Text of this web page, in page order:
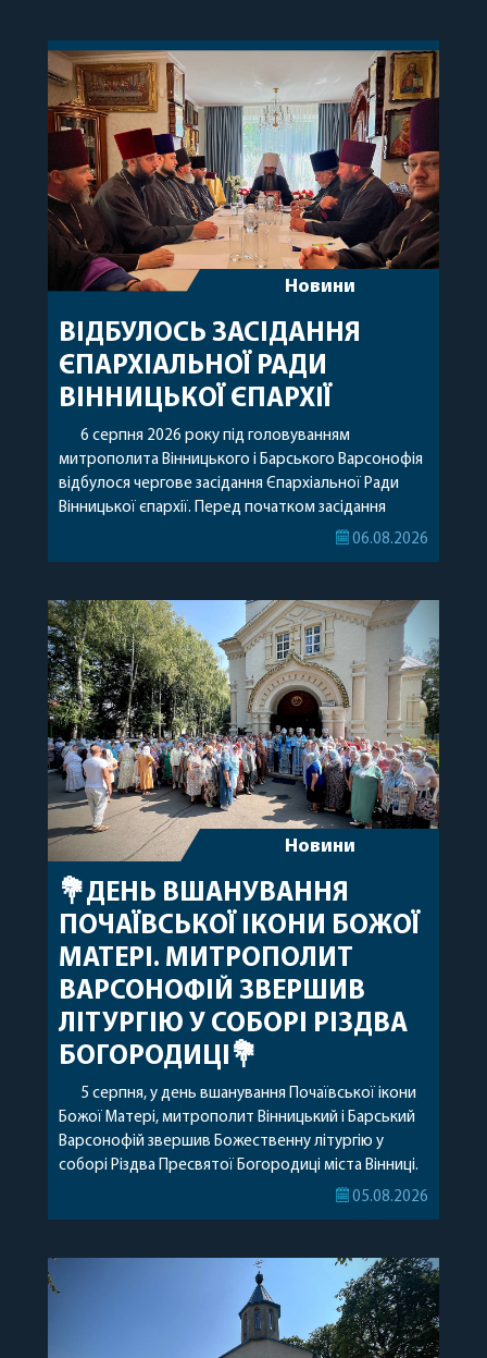
Новини
ВІДБУЛОСЬ ЗАСІДАННЯ
ЄПАРХІАЛЬНОЇ РАДИ
ВІННИЦЬКОЇ ЄПАРХІЇ
6 серпня 2026 року під головуванням
митрополита Вінницького і Барського Варсонофія
відбулося чергове засідання Єпархіальної Ради
Вінницької єпархії. Перед початком засідання
секретар Єпархіальної Ради від імені членів Ради
побажавши йому міцного здоров’я, Божої
допомоги, миру, духовної радості та
благословенних успіхів у подальшому
архіпастирському служінні. […]
06.08.2026
Новини
💐ДЕНЬ ВШАНУВАННЯ
ПОЧАЇВСЬКОЇ ІКОНИ БОЖОЇ
МАТЕРІ. МИТРОПОЛИТ
ВАРСОНОФІЙ ЗВЕРШИВ
ЛІТУРГІЮ У СОБОРІ РІЗДВА
БОГОРОДИЦІ💐
5 серпня, у день вшанування Почаївської ікони
Божої Матері, митрополит Вінницький і Барський
Варсонофій звершив Божественну літургію у
соборі Різдва Пресвятої Богородиці міста Вінниці.
Його Високопреосвященству співслужили
священному сані. Під час богослужіння підносилися
особливі молитви за мир в Україні, за воїнів, які
05.08.2026